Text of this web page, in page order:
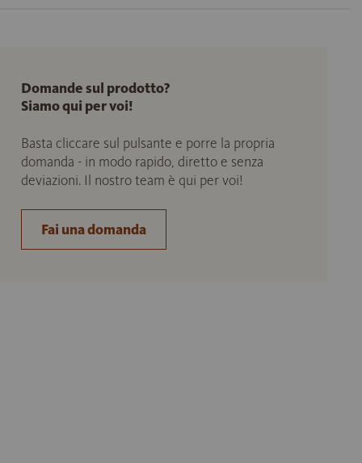
Domande sul prodotto?
Siamo qui per voi!
Basta cliccare sul pulsante e porre la propria
domanda - in modo rapido, diretto e senza
deviazioni. Il nostro team è qui per voi!
Fai una domanda